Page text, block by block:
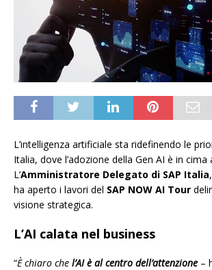
L’intelligenza artificiale sta ridefinendo le
Italia, dove l’adozione della Gen AI è in cima
L’Amministratore Delegato di SAP Italia,
ha aperto i lavori del SAP NOW AI Tour
visione strategica.
L’AI calata nel business
“È chiaro che l’AI è al centro dell’attenzione –